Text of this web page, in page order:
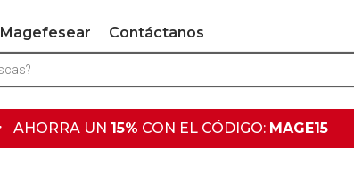
Magefesear Contáctanos
AHORRA UN 15% CON EL CÓDIGO: MAGE15